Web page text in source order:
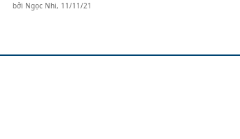
bởi Ngọc Nhi, 11/11/21